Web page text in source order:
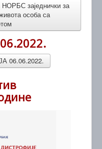
заједнички за
особа са
06.06.2022.